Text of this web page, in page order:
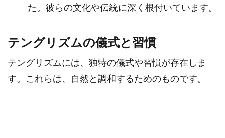
た。彼らの文化や伝統に深く根付いています。
テングリズムの儀式と習慣
テングリズムには、独特の儀式や習慣が存在しま
す。これらは、自然と調和するためのものです。